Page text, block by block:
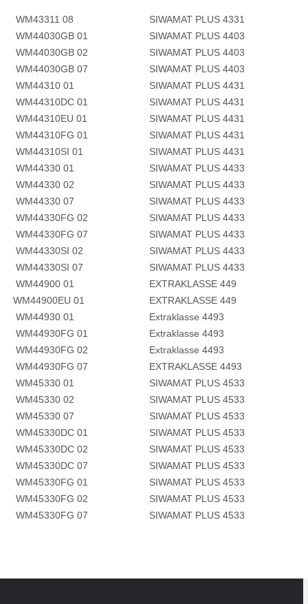
WM43311 08
SIWAMAT PLUS 4331
WM44030GB 01
SIWAMAT PLUS 4403
WM44030GB 02
SIWAMAT PLUS 4403
WM44030GB 07
SIWAMAT PLUS 4403
WM44310 01
SIWAMAT PLUS 4431
WM44310DC 01
SIWAMAT PLUS 4431
WM44310EU 01
SIWAMAT PLUS 4431
WM44310FG 01
SIWAMAT PLUS 4431
WM44310SI 01
SIWAMAT PLUS 4431
WM44330 01
SIWAMAT PLUS 4433
WM44330 02
SIWAMAT PLUS 4433
WM44330 07
SIWAMAT PLUS 4433
WM44330FG 02
SIWAMAT PLUS 4433
WM44330FG 07
SIWAMAT PLUS 4433
WM44330SI 02
SIWAMAT PLUS 4433
WM44330SI 07
SIWAMAT PLUS 4433
WM44900 01
EXTRAKLASSE 449
WM44900EU 01
EXTRAKLASSE 449
WM44930 01
Extraklasse 4493
WM44930FG 01
Extraklasse 4493
WM44930FG 02
Extraklasse 4493
WM44930FG 07
EXTRAKLASSE 4493
WM45330 01
SIWAMAT PLUS 4533
WM45330 02
SIWAMAT PLUS 4533
WM45330 07
SIWAMAT PLUS 4533
WM45330DC 01
SIWAMAT PLUS 4533
WM45330DC 02
SIWAMAT PLUS 4533
WM45330DC 07
SIWAMAT PLUS 4533
WM45330FG 01
SIWAMAT PLUS 4533
WM45330FG 02
SIWAMAT PLUS 4533
WM45330FG 07
SIWAMAT PLUS 4533